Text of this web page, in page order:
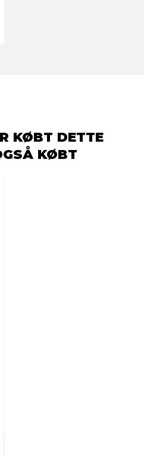
KØBT DETTE
KØBT